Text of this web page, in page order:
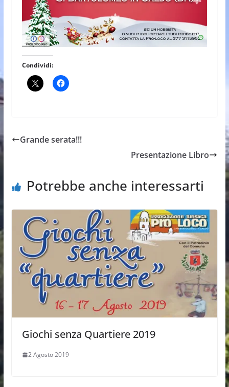
Condividi:
Grande serata!!!
Presentazione Libro
Potrebbe anche interessarti
Giochi senza Quartiere 2019
2 Agosto 2019